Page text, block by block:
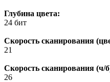
Глубина цвета:
24 бит
Скорость сканирования
21
Скорость сканирования (ч/
26